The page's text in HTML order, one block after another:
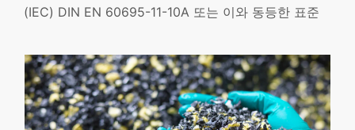
(IEC) DIN EN 60695-11-10A 또는 이와 동등한 표준